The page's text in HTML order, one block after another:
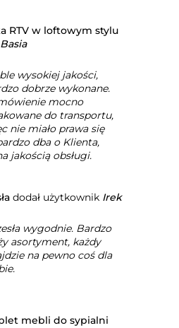
RTV w loftowym stylu
Basia
wysokiej jakości,
dobrze wykonane.
mocno
do transportu,
nie miało prawa się
dba o Klienta,
jakością obsługi.
dodał użytkownik Irek
wygodnie. Bardzo
asortyment, każdy
na pewno coś dla
mebli do sypialni